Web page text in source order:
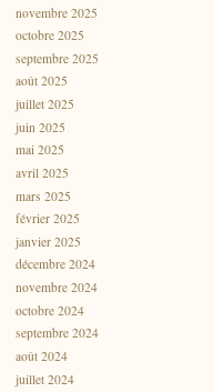
novembre 2025
octobre 2025
septembre 2025
août 2025
juillet 2025
juin 2025
mai 2025
avril 2025
mars 2025
février 2025
janvier 2025
décembre 2024
novembre 2024
octobre 2024
septembre 2024
août 2024
juillet 2024